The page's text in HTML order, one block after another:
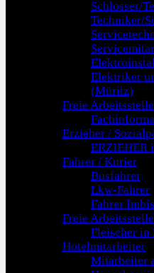
Schlosser/
Techniker/
Elektriker
(Müritz)
Freie
Erzieher /
ERZIEHER
Fahrer / Kurier
Busfahrer
Lkw-Fahrer
Fahrer
Freie
Fleischer in
Hotelmitarbeiter
Mitarbeiter